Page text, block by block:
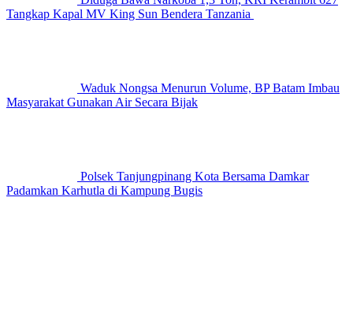
Tangkap Kapal MV King Sun Bendera Tanzania
Waduk Nongsa Menurun Volume, BP Batam Imbau
Masyarakat Gunakan Air Secara Bijak
Polsek Tanjungpinang Kota Bersama Damkar
Padamkan Karhutla di Kampung Bugis